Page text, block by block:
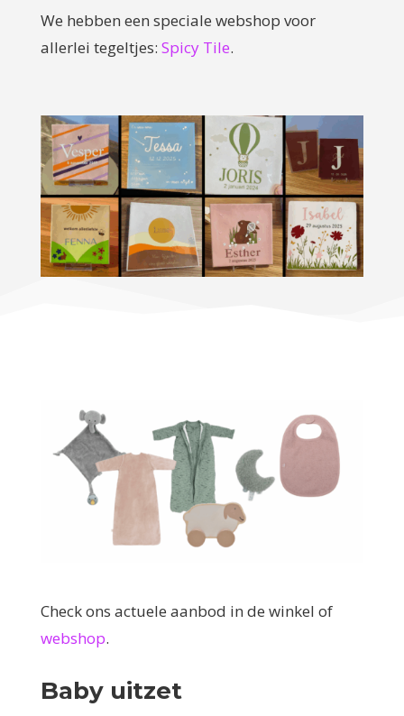
We hebben een speciale webshop voor
allerlei tegeltjes: Spicy Tile.
Check ons actuele aanbod in de winkel of
webshop.
Baby uitzet